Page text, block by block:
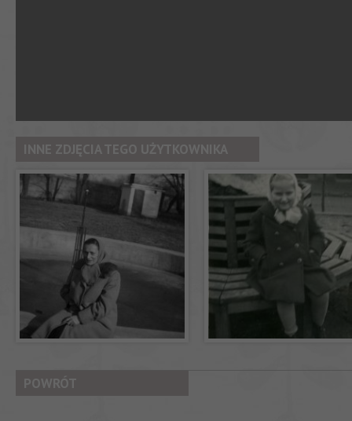
INNE ZDJĘCIA TEGO UŻYTKOWNIKA
POWRÓT